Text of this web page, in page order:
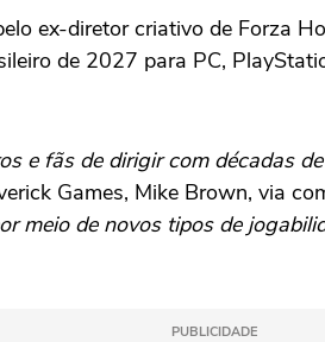
ex-diretor criativo de Forza
de 2027 para PC,
e fãs de dirigir com décadas
Games, Mike Brown, via
meio de novos tipos de
PUBLICIDADE